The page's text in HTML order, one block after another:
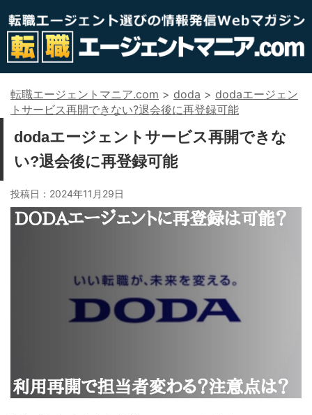
転職エージェントマニア.com > doda > dodaエージェン
トサービス再開できない?退会後に再登録可能
dodaエージェントサービス再開できな
い?退会後に再登録可能
投稿日： 2024年11月29日